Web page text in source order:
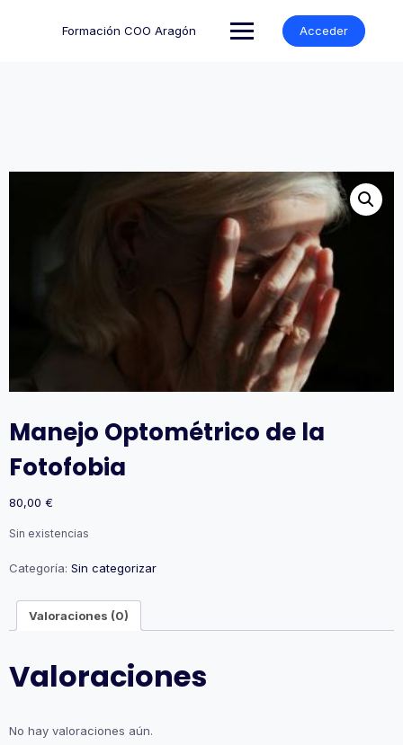
Formación COO Aragón Acceder
Manejo Optométrico de la
Fotofobia
80,00 €
Sin existencias
Categoría: Sin categorizar
Valoraciones (0)
Valoraciones
No hay valoraciones aún.